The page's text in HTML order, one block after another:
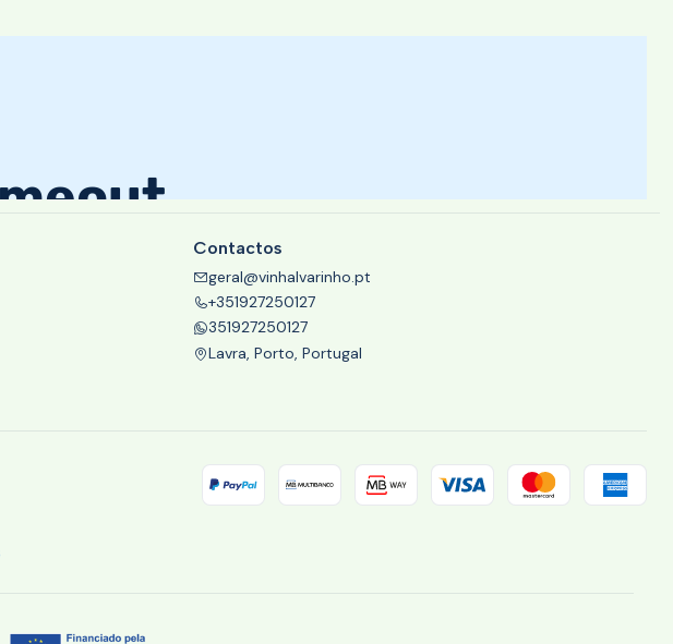
Contactos
geral@vinhalvarinho.pt
+351927250127
351927250127
Lavra, Porto, Portugal